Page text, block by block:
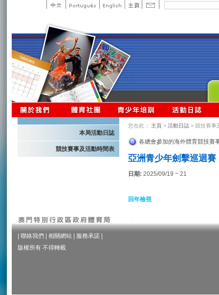
本局活動日誌
競技賽事及活動時間表
您在此： 主頁 > 活動日誌 > 競技賽事
各總會參加的海外體育競技賽
亞洲青少年劍擊巡迴賽
日期: 2025/09/19 ~ 21
回年檢視
聯絡我們 相關網站 服務承諾
版權所有 不得轉載